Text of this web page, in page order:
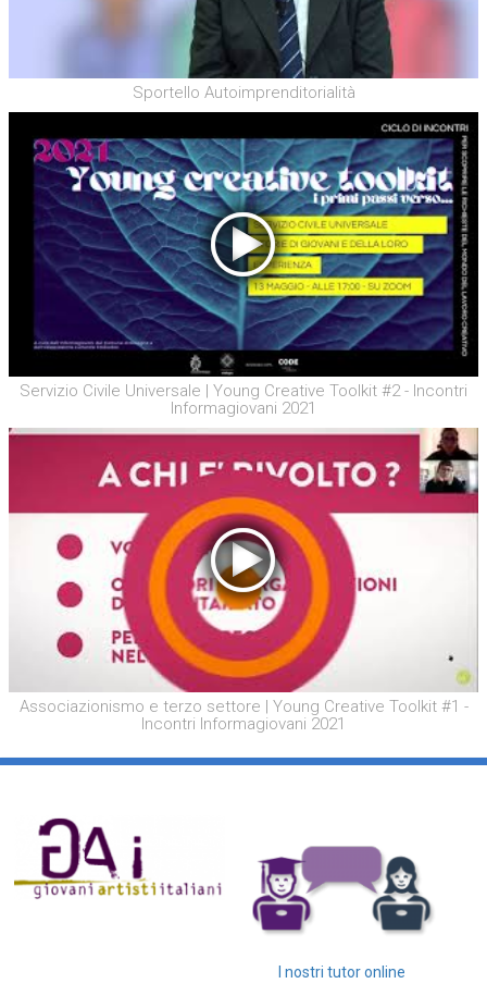
Sportello Autoimprenditorialità
Servizio Civile Universale | Young Creative Toolkit #2 - Incontri
Informagiovani 2021
Associazionismo e terzo settore | Young Creative Toolkit #1 -
Incontri Informagiovani 2021
I nostri tutor online